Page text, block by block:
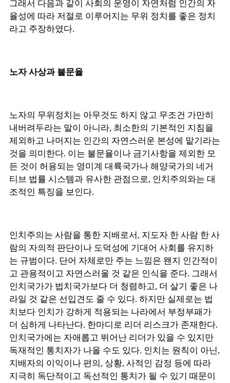
그래서 다음과 같이 사회의 운영이 자연처럼 인간의 자
율성에 따라 저절로 이루어지는 무위 정치를 좋은 정치
라고 주장하였다.
노자 사상과 불문율
노자의 무위정치는 아무것도 하지 않고 무조건 가만히
내버려두라는 말이 아니라, 최소한의 기본적인 지침을
제외하고 나머지는 인간의 자연스러운 본성에 맡기라는
것을 의미한다. 이는 불문율이나 금기사항을 제외한 모
든 것이 허용되는 영미계 대륙국가나 해양국가의 네거
티브 법률 시스템과 유사한 관점으로, 인치주의와는 대
조적인 특징을 보인다.
인치주의는 사람을 통한 지배로서, 지도자 한 사람 한 사
람의 자의적 판단이나 도덕성에 기대어 사회를 유지하
는 규범이다. 단어 자체로만 주는 느낌은 왠지 인간적이
고 관용적이고 자연스러울 것 같은 인식을 준다. 그래서
인치국가가 법치국가보다 더 청렴하고, 더 살기 좋은 나
라일 것 같은 선입견도 줄 수 있다. 하지만 실제로는 법
치보다 인치가 강하게 적용되는 나라에서 부정부패가
더 심하게 나타난다. 한마디로 리더 리스크가 존재한다.
인치국가에는 자애롭고 뛰어난 리더가 있을 수 있지만
독재적인 통치자가 나올 수도 있다. 인치는 원칙이 아닌,
지배자의 이익이나 편의, 상황, 사적인 감정 등에 따라
지극히 독단적이고 독선적인 통치가 될 수 있기 때문이